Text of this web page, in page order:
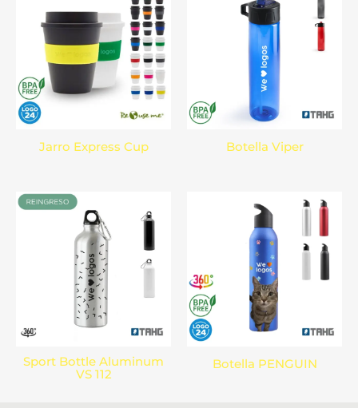
Jarro Express Cup Botella Viper
Sport Bottle Aluminum
VS 112
Botella PENGUIN